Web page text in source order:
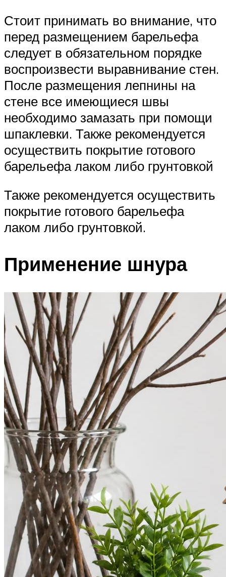
Стоит принимать во внимание, что
перед размещением барельефа
следует в обязательном порядке
воспроизвести выравнивание стен.
После размещения лепнины на
стене все имеющиеся швы
необходимо замазать при помощи
шпаклевки. Также рекомендуется
осуществить покрытие готового
барельефа лаком либо грунтовкой
Также рекомендуется осуществить
покрытие готового барельефа
лаком либо грунтовкой.
Применение шнура